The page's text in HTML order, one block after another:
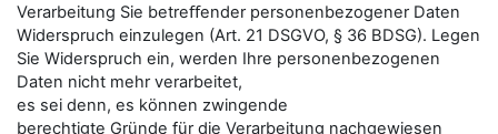
Verarbeitung Sie betreﬀender personenbezogener Daten
Widerspruch einzulegen (Art. 21 DSGVO, § 36 BDSG). Legen
Sie Widerspruch ein, werden Ihre personenbezogenen
Daten nicht mehr verarbeitet,
es sei denn, es können zwingende
berechtigte Gründe für die Verarbeitung nachgewiesen